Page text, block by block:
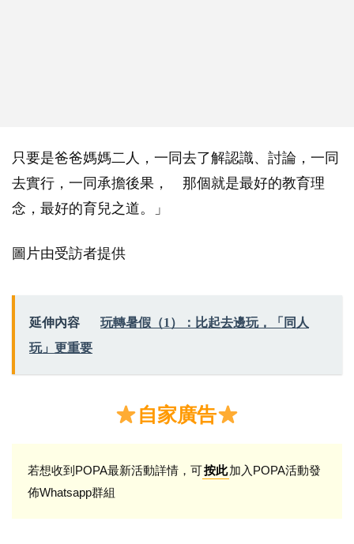
只要是爸爸媽媽二人，一同去了解認識、討論，一同
去實行，一同承擔後果， 那個就是最好的教育理
念，最好的育兒之道。」
圖片由受訪者提供
延伸內容
玩轉暑假（1）：比起去邊玩，「同人
玩」更重要
自家廣告
若想收到POPA最新活動詳情，可按此加入POPA活動發
佈Whatsapp群組